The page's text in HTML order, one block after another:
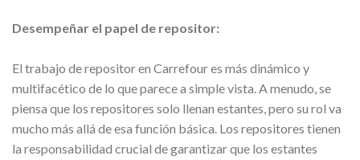
Desempeñar el papel de repositor:
El trabajo de repositor en Carrefour es más dinámico y
multifacético de lo que parece a simple vista. A menudo, se
piensa que los repositores solo llenan estantes, pero su rol va
mucho más allá de esa función básica. Los repositores tienen
la responsabilidad crucial de garantizar que los estantes